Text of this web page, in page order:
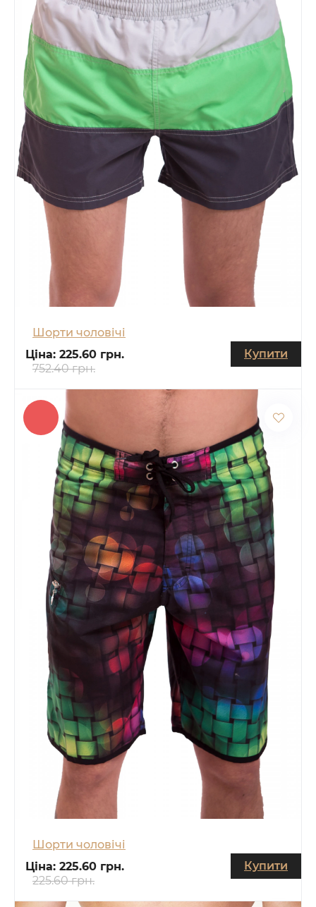
Шорти чоловічі
Ціна: 225.60 грн.
752.40 грн.
Купити
Шорти чоловічі
Ціна: 225.60 грн.
225.60 грн.
Купити